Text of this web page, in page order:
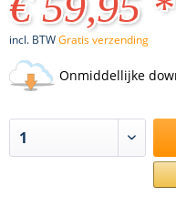
incl. BTWGratis verzending
Onmiddellijke